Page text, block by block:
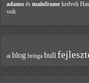
adamo és mainframe kedveli
volt
ai blog bringa buli